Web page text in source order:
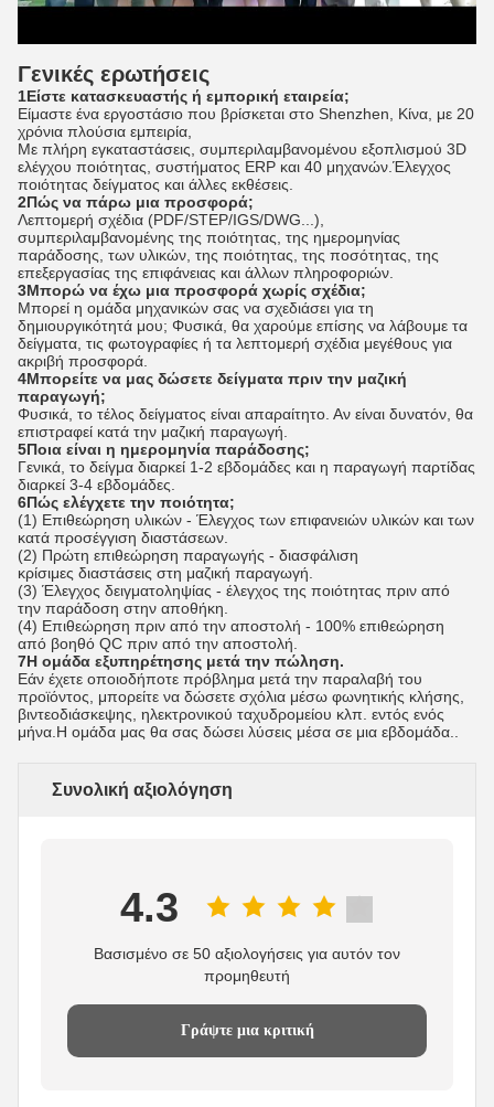
Γενικές ερωτήσεις
1Είστε κατασκευαστής ή εμπορική εταιρεία;
Είμαστε ένα εργοστάσιο που βρίσκεται στο Shenzhen, Κίνα, με 20
χρόνια πλούσια εμπειρία,
Με πλήρη εγκαταστάσεις, συμπεριλαμβανομένου εξοπλισμού 3D
ελέγχου ποιότητας, συστήματος ERP και 40 μηχανών.Έλεγχος
ποιότητας δείγματος και άλλες εκθέσεις.
2Πώς να πάρω μια προσφορά;
Λεπτομερή σχέδια (PDF/STEP/IGS/DWG...),
συμπεριλαμβανομένης της ποιότητας, της ημερομηνίας
παράδοσης, των υλικών, της ποιότητας, της ποσότητας, της
επεξεργασίας της επιφάνειας και άλλων πληροφοριών.
3Μπορώ να έχω μια προσφορά χωρίς σχέδια;
Μπορεί η ομάδα μηχανικών σας να σχεδιάσει για τη
δημιουργικότητά μου; Φυσικά, θα χαρούμε επίσης να λάβουμε τα
δείγματα, τις φωτογραφίες ή τα λεπτομερή σχέδια μεγέθους για
ακριβή προσφορά.
4Μπορείτε να μας δώσετε δείγματα πριν την μαζική
παραγωγή;
Φυσικά, το τέλος δείγματος είναι απαραίτητο. Αν είναι δυνατόν, θα
επιστραφεί κατά την μαζική παραγωγή.
5Ποια είναι η ημερομηνία παράδοσης;
Γενικά, το δείγμα διαρκεί 1-2 εβδομάδες και η παραγωγή παρτίδας
διαρκεί 3-4 εβδομάδες.
6Πώς ελέγχετε την ποιότητα;
(1) Επιθεώρηση υλικών - Έλεγχος των επιφανειών υλικών και των
κατά προσέγγιση διαστάσεων.
(2) Πρώτη επιθεώρηση παραγωγής - διασφάλιση
κρίσιμες διαστάσεις στη μαζική παραγωγή.
(3) Έλεγχος δειγματοληψίας - έλεγχος της ποιότητας πριν από
την παράδοση στην αποθήκη.
(4) Επιθεώρηση πριν από την αποστολή - 100% επιθεώρηση
από βοηθό QC πριν από την αποστολή.
7Η ομάδα εξυπηρέτησης μετά την πώληση.
Εάν έχετε οποιοδήποτε πρόβλημα μετά την παραλαβή του
προϊόντος, μπορείτε να δώσετε σχόλια μέσω φωνητικής κλήσης,
βιντεοδιάσκεψης, ηλεκτρονικού ταχυδρομείου κλπ. εντός ενός
μήνα.Η ομάδα μας θα σας δώσει λύσεις μέσα σε μια εβδομάδα..
Συνολική αξιολόγηση
4.3
Βασισμένο σε 50 αξιολογήσεις για αυτόν τον
προμηθευτή
Γράψτε μια κριτική